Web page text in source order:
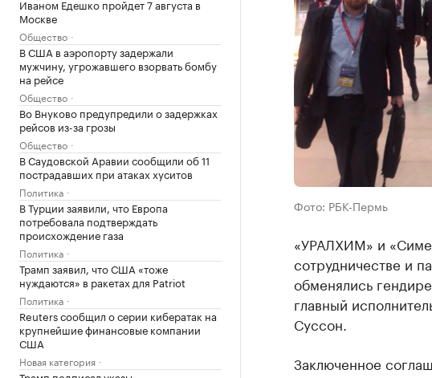
Иваном Едешко пройдет 7 августа в
Москве
Общество
В США в аэропорту задержали
мужчину, угрожавшего взорвать бомбу
на рейсе
Общество
Во Внуково предупредили о задержках
рейсов из-за грозы
Общество
В Саудовской Аравии сообщили об 11
пострадавших при атаках хуситов
Политика
В Турции заявили, что Европа
потребовала подтверждать
происхождение газа
Политика
Трамп заявил, что США «тоже
нуждаются» в ракетах для Patriot
Политика
Reuters сообщил о серии кибератак на
крупнейшие финансовые компании
США
Новая категория
Фото: РБК-Пермь
«УРАЛХИМ» и
сотрудничестве и
обменялись
главный
Суссон.
Заключенное